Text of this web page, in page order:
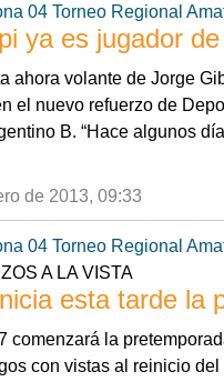
04 Torneo Regional
ya es jugador
ahora volante de Jorge
el nuevo refuerzo de
B. “Hace algunos
de 2013, 09:33
04 Torneo Regional
A LA VISTA
esta tarde la
comenzará la
con vistas al reinicio